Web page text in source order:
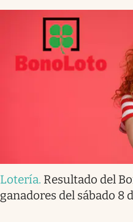
Lotería. Resultado del
ganadores del sábado 8